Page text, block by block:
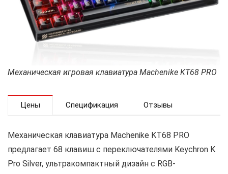
Механическая игровая клавиатура Machenike KT68 PRO
Цены Спецификация Отзывы
Механическая клавиатура Machenike KT68 PRO
предлагает 68 клавиш с переключателями Keychron K
Pro Silver, ультракомпактный дизайн с RGB-